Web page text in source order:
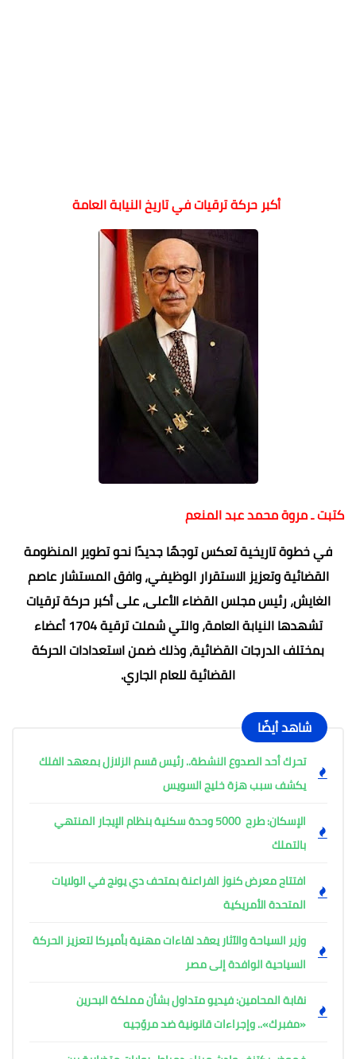
أكبر حركة ترقيات في تاريخ النيابة العامة
كتبت ـ مروة محمد عبد المنعم
في خطوة تاريخية تعكس توجهًا جديدًا نحو تطوير المنظومة
القضائية وتعزيز الاستقرار الوظيفي، وافق المستشار عاصم
الغايش، رئيس مجلس القضاء الأعلى، على أكبر حركة ترقيات
تشهدها النيابة العامة، والتي شملت ترقية 1704 أعضاء
بمختلف الدرجات القضائية، وذلك ضمن استعدادات الحركة
القضائية للعام الجاري.
شاهد أيضًا
تحرك أحد الصدوع النشطة.. رئيس قسم الزلازل بمعهد الفلك
يكشف سبب هزة خليج السويس
الإسكان: طرح 5000 وحدة سكنية بنظام الإيجار المنتهي
بالتملك
افتتاح معرض كنوز الفراعنة بمتحف دي يونج في الولايات
المتحدة الأمريكية
وزير السياحة والآثار يعقد لقاءات مهنية بأميركا لتعزيز الحركة
السياحية الوافدة إلى مصر
نقابة المحامين: فيديو متداول بشأن مملكة البحرين
«مفبرك».. وإجراءات قانونية ضد مروّجيه